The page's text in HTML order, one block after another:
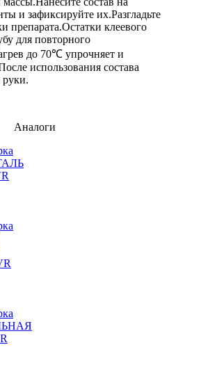
и зафиксируйте их.Разгладьте
препарата.Остатки клеевого
для повторного
до 70℃ упрочняет и
использования состава
Аналоги